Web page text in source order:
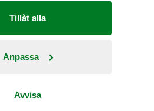
Tillåt alla
Anpassa
Avvisa